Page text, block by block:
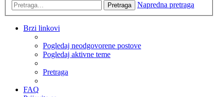
Pretraga Napredna pretraga
Brzi linkovi
Pogledaj neodgovorene postove
Pogledaj aktivne teme
Pretraga
FAQ